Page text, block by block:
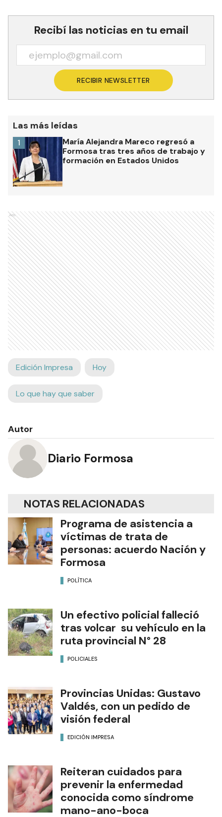
Recibí las noticias en tu email
RECIBIR NEWSLETTER
Las más leídas
María Alejandra Mareco regresó a
Formosa tras tres años de trabajo y
formación en Estados Unidos
1
Ads
Edición Impresa Hoy
Lo que hay que saber
Autor
Diario Formosa
NOTAS RELACIONADAS
Programa de asistencia a
víctimas de trata de
personas: acuerdo Nación y
Formosa
POLÍTICA
Un efectivo policial falleció
tras volcar su vehículo en la
ruta provincial N° 28
POLICIALES
Provincias Unidas: Gustavo
Valdés, con un pedido de
visión federal
EDICIÓN IMPRESA
Reiteran cuidados para
prevenir la enfermedad
conocida como síndrome
mano-ano-boca